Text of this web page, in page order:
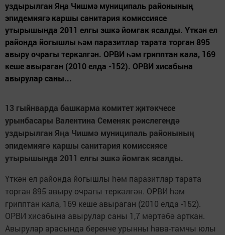
уздырылган Яңа Чишмә муниципаль районының
эпидемиягә каршы санитария комиссиясе
утырышында 2011 елгы эшкә йомгак ясалды. Үткән ел
районда йогышлы һәм паразитлар тарата торган 895
авыру очрагы теркәлгән. ОРВИ һәм грипптан кала, 169
кеше авыраган (2010 елда -152). ОРВИ хисабына
авырулар саны...
13 гыйнварда башкарма комитет җитәкчесе
урынбасары Валентина Семеняк рәислегендә
уздырылган Яңа Чишмә муниципаль районының
эпидемиягә каршы санитария комиссиясе
утырышында 2011 елгы эшкә йомгак ясалды.
Үткән ел районда йогышлы һәм паразитлар тарата
торган 895 авыру очрагы теркәлгән. ОРВИ һәм
грипптан кала, 169 кеше авыраган (2010 елда -152).
ОРВИ хисабына авырулар саны 1,7 мәртәбә арткан.
Авырулар арасында беренче урынны һава-тамчы юлы